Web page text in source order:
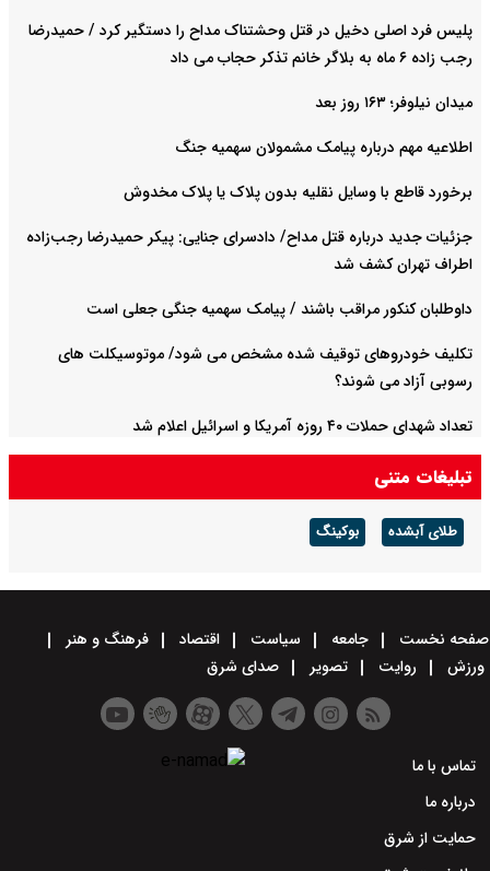
پلیس فرد اصلی دخیل در قتل وحشتناک مداح را دستگیر کرد / حمیدرضا
رجب زاده ۶ ماه به بلاگر خانم تذکر حجاب می داد
میدان نیلوفر؛ ۱۶۳ روز بعد
اطلاعیه مهم درباره پیامک مشمولان سهمیه جنگ
برخورد قاطع با وسایل نقلیه بدون پلاک یا پلاک مخدوش
جزئیات جدید درباره قتل مداح/ دادسرای جنایی: پیکر حمیدرضا رجب‌زاده
اطراف تهران کشف شد
داوطلبان کنکور مراقب باشند / پیامک سهمیه جنگی جعلی است
تکلیف خودروهای توقیف شده مشخص می شود/ موتوسیکلت های
رسوبی آزاد می شوند؟
تعداد شهدای حملات ۴۰ روزه آمریکا و اسرائیل اعلام شد
تبلیغات متنی
طلای آبشده بوکینگ
صفحه نخست جامعه سیاست اقتصاد
فرهنگ و هنر
ورزش
روایت تصویر صدای شرق
تماس با ما
درباره ما
حمایت از شرق